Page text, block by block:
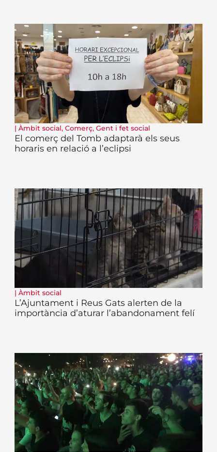
| Àmbit social, Comerç, Gent i fet social
El comerç del Tomb adaptarà els seus
horaris en relació a l’eclipsi
| Àmbit social
L’Ajuntament i Reus Gats alerten de la
importància d’aturar l’abandonament felí